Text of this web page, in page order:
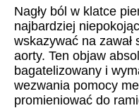
Nagły ból w klatce
najbardziej
wskazywać na
aorty. Ten objaw
bagatelizowany i
wezwania pomocy
promieniować do